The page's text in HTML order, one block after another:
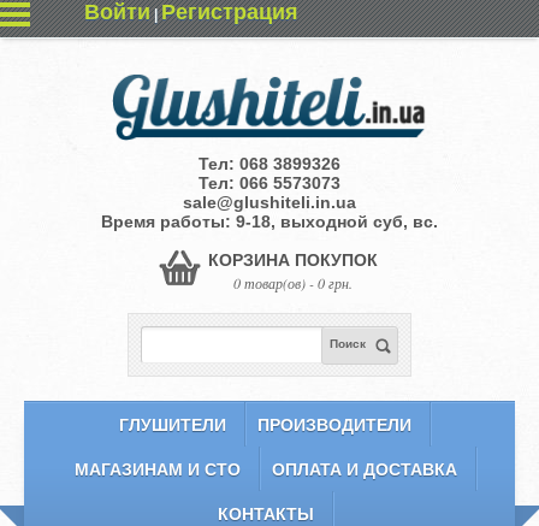
Войти|Регистрация
Тел: 068 3899326
Тел: 066 5573073
sale@glushiteli.in.ua
Время работы: 9-18, выходной суб, вс.
КОРЗИНА ПОКУПОК
0 товар(ов) - 0 грн.
Поиск
ГЛУШИТЕЛИ ПРОИЗВОДИТЕЛИ
МАГАЗИНАМ И СТО ОПЛАТА И ДОСТАВКА
КОНТАКТЫ